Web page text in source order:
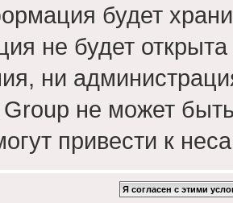
будет
не будет
ни
не может
привести к